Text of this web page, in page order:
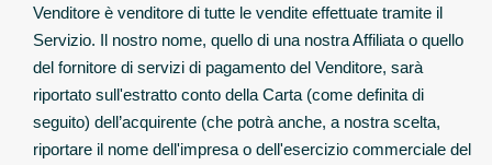
Venditore è venditore di tutte le vendite effettuate tramite il
Servizio. Il nostro nome, quello di una nostra Affiliata o quello
del fornitore di servizi di pagamento del Venditore, sarà
riportato sull'estratto conto della Carta (come definita di
seguito) dell’acquirente (che potrà anche, a nostra scelta,
riportare il nome dell'impresa o dell'esercizio commerciale del